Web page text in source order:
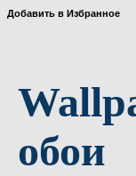
Добавить в Избранное
обои